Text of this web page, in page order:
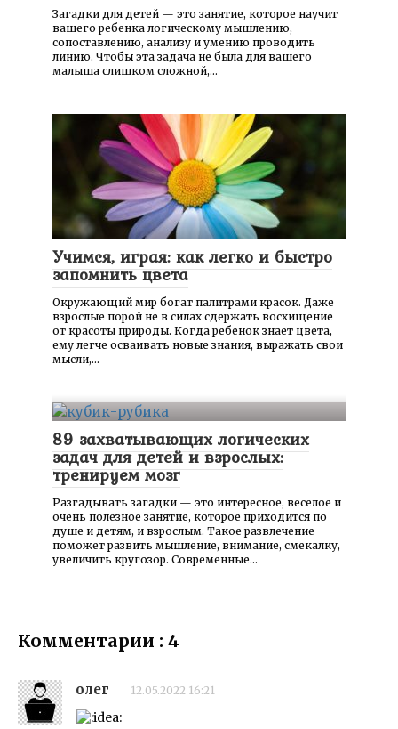
Загадки для детей — это занятие, которое научит
вашего ребенка логическому мышлению,
сопоставлению, анализу и умению проводить
линию. Чтобы эта задача не была для вашего
малыша слишком сложной,…
Учимся, играя: как легко и быстро
запомнить цвета
Окружающий мир богат палитрами красок. Даже
взрослые порой не в силах сдержать восхищение
от красоты природы. Когда ребенок знает цвета,
ему легче осваивать новые знания, выражать свои
мысли,…
89 захватывающих логических
задач для детей и взрослых:
тренируем мозг
Разгадывать загадки — это интересное, веселое и
очень полезное занятие, которое приходится по
душе и детям, и взрослым. Такое развлечение
поможет развить мышление, внимание, смекалку,
увеличить кругозор. Современные…
Комментарии : 4
олег 12.05.2022 16:21